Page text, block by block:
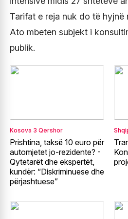
Tarifat e reja nuk do të hyjnë
Ato mbeten subjekt i
publik.
Kosova 3 Qershor
Prishtina, taksë 10 euro për
automjetet jo-rezidente? -
Qytetarët dhe ekspertët,
kundër: “Diskriminuese dhe
përjashtuese”